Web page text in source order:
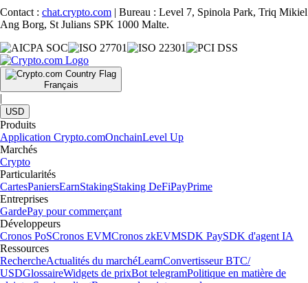
Contact : chat.crypto.com | Bureau : Level 7, Spinola Park, Triq Mikiel
Ang Borg, St Julians SPK 1000 Malte.
Français
|
USD
Produits
Application Crypto.comOnchainLevel Up
Marchés
Crypto
Particularités
CartesPaniersEarnStakingStaking DeFiPayPrime
Entreprises
GardePay pour commerçant
Développeurs
Cronos PoSCronos EVMCronos zkEVMSDK PaySDK d'agent IA
Ressources
RechercheActualités du marchéLearnConvertisseur BTC/
USDGlossaireWidgets de prixBot telegramPolitique en matière de